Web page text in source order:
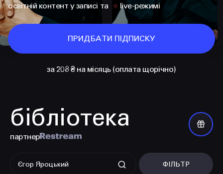
КОНТАКТИ
+38 097 015 92 72
+38 099 236 68 38
освітній контент у записі та live-режимі
ПРИДБАТИ ПІДПИСКУ
за 208 ₴ на місяць (оплата щорічно)
бібліотека
партнер
ФІЛЬТР